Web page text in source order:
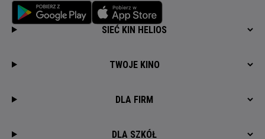
SIEĆ KIN HELIOS
TWOJE KINO
DLA FIRM
DLA SZKÓŁ